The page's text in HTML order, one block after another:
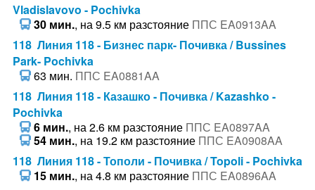
Vladislavovo - Pochivka
30 мин., на 9.5 км разстояние ППС EA0913AA
118 Линия 118 - Бизнес парк- Почивка / Bussines
Park- Pochivka
63 мин. ППС EA0881AA
118 Линия 118 - Казашко - Почивка / Kazashko -
Pochivka
6 мин., на 2.6 км разстояние ППС EA0897AA
54 мин., на 19.2 км разстояние ППС EA0908AA
118 Линия 118 - Тополи - Почивка / Topoli - Pochivka
15 мин., на 4.8 км разстояние ППС EA0896AA